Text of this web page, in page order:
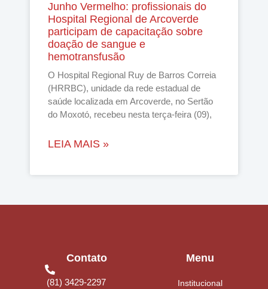
Junho Vermelho: profissionais do
Hospital Regional de Arcoverde
participam de capacitação sobre
doação de sangue e
hemotransfusão
O Hospital Regional Ruy de Barros Correia
(HRRBC), unidade da rede estadual de
saúde localizada em Arcoverde, no Sertão
do Moxotó, recebeu nesta terça-feira (09),
LEIA MAIS »
Contato
(81) 3429-2297
Menu
Institucional